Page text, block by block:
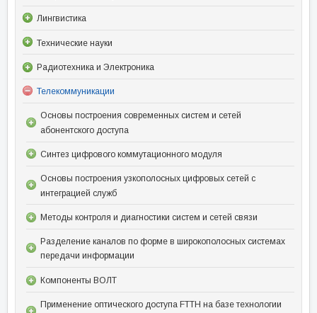
Лингвистика
Технические науки
Радиотехника и Электроника
Телекоммуникации
Основы построения современных систем и сетей
абонентского доступа
Синтез цифрового коммутационного модуля
Основы построения узкополосных цифровых сетей с
интеграцией служб
Методы контроля и диагностики систем и сетей связи
Разделение каналов по форме в широкополосных системах
передачи информации
Компоненты ВОЛТ
Применение оптического доступа FTTH на базе технологии